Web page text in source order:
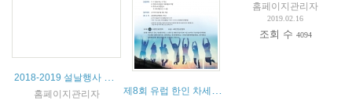
2018-2019 설날행사 안내
홈페이지관리자
홈페이지관리자
2019.02.16
조회 수 4094